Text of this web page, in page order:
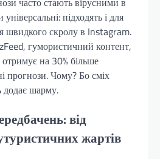
підходять і для
швидкого скролу в Instagram.
гумористичний контент,
на 30% більше
прогнози. Чому? Бо сміх
додає шарму.
від
жартів